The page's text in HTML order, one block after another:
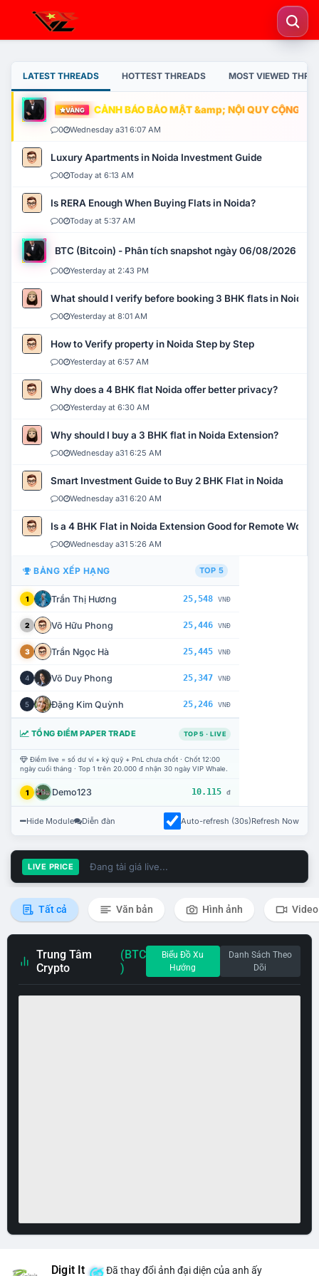
LATEST THREADS HOTTEST THREADS MOST VIEWED
VÀNG CẢNH BÁO BẢO MẬT &amp; NỘI QUY CỘNG
0 Wednesday a31 6:07 AM
Luxury Apartments in Noida Investment Guide
0 Today at 6:13 AM
Is RERA Enough When Buying Flats in Noida?
0 Today at 5:37 AM
BTC (Bitcoin) - Phân tích snapshot ngày 06/08/2026
0 Yesterday at 2:43 PM
What should I verify before booking 3 BHK flats in Noida?
0 Yesterday at 8:01 AM
How to Verify property in Noida Step by Step
0 Yesterday at 6:57 AM
Why does a 4 BHK flat Noida offer better privacy?
0 Yesterday at 6:30 AM
Why should I buy a 3 BHK flat in Noida Extension?
0 Wednesday a31 6:25 AM
Smart Investment Guide to Buy 2 BHK Flat in Noida
0 Wednesday a31 6:20 AM
Is a 4 BHK Flat in Noida Extension Good for Remote Work?
0 Wednesday a31 5:26 AM
BẢNG XẾP HẠNG TOP 5
1 Trần Thị Hương 25,548 VNĐ
2 Võ Hữu Phong 25,446 VNĐ
3 Trần Ngọc Hà 25,445 VNĐ
4 Võ Duy Phong 25,347 VNĐ
5 Đặng Kim Quỳnh 25,246 VNĐ
TỔNG ĐIỂM PAPER TRADE TOP 5 · LIVE
Điểm live = số dư ví + ký quỹ + PnL chưa chốt · Chốt 12:00
ngày cuối tháng · Top 1 trên 20.000 đ nhận 30 ngày VIP Whale.
1 Demo123 10.115 đ
Hide Module Diễn đàn Auto-refresh (30s)Refresh Now
LIVE PRICE Đang tải giá live...
Tất cả Văn bản Hình ảnh Video
Trung Tâm
Crypto
(BTC
)
Biểu Đồ Xu
Hướng
Danh Sách Theo
Dõi
Digit It Đã thay đổi ảnh đại diện của anh ấy